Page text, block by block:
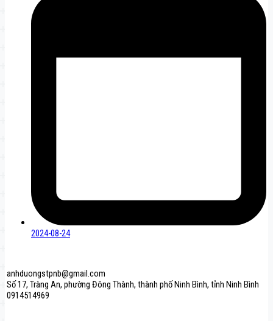
2024-08-24
anhduongstpnb@gmail.com
Số 17, Tràng An, phường Đông Thành, thành phố Ninh Bình, tỉnh Ninh Bình
0914514969